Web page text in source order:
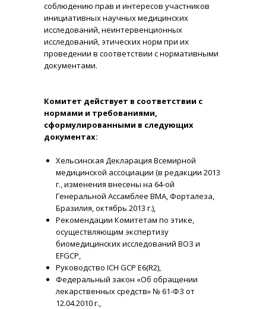
соблюдению прав и интересов участников
инициативных научных медицинских
исследований, неинтервенционных
исследований, этических норм при их
проведении в соответствии с нормативными
документами.
Комитет действует в соответствии с
нормами и требованиями,
сформулированными в следующих
документах:
Хельсинская Декларация Всемирной
медицинской ассоциации (в редакции 2013
г., изменения внесены на 64-ой
Генеральной Ассамблее ВМА, Форталеза,
Бразилия, октябрь 2013 г.),
Рекомендации Комитетам по этике,
осуществляющим экспертизу
биомедицинских исследований ВОЗ и
EFGCP,
Руководство ICH GCP E6(R2),
Федеральный закон «Об обращении
лекарственных средств» № 61-ФЗ от
12.04.2010 г.,